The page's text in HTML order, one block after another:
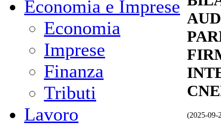
Economia e Imprese
Economia
Imprese
Finanza
Tributi
Lavoro
(2025-09-